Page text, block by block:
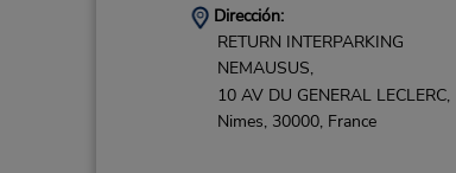
Dirección:
RETURN INTERPARKING
NEMAUSUS,
10 AV DU GENERAL LECLERC,
Nimes, 30000, France